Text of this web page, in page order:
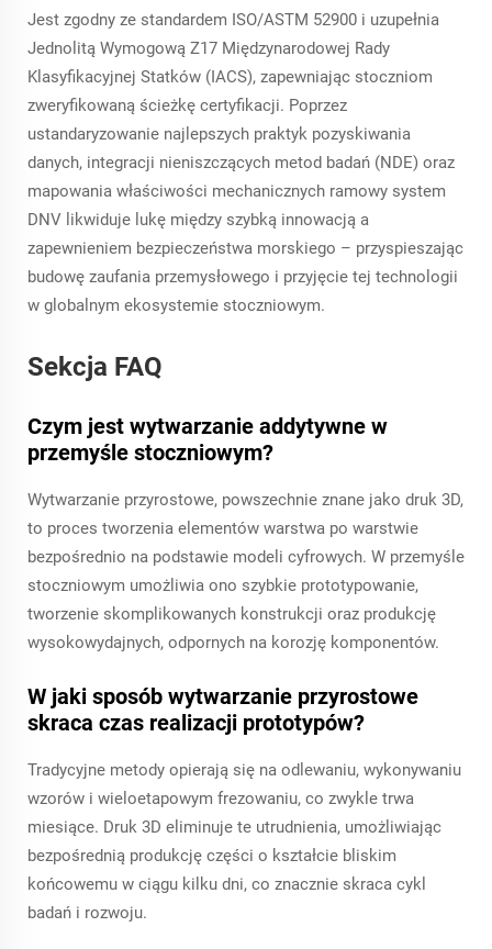
Jest zgodny ze standardem ISO/ASTM 52900 i uzupełnia
Jednolitą Wymogową Z17 Międzynarodowej Rady
Klasyfikacyjnej Statków (IACS), zapewniając stoczniom
zweryfikowaną ścieżkę certyfikacji. Poprzez
ustandaryzowanie najlepszych praktyk pozyskiwania
danych, integracji nieniszczących metod badań (NDE) oraz
mapowania właściwości mechanicznych ramowy system
DNV likwiduje lukę między szybką innowacją a
zapewnieniem bezpieczeństwa morskiego – przyspieszając
budowę zaufania przemysłowego i przyjęcie tej technologii
w globalnym ekosystemie stoczniowym.
Sekcja FAQ
Czym jest wytwarzanie addytywne w
przemyśle stoczniowym?
Wytwarzanie przyrostowe, powszechnie znane jako druk 3D,
to proces tworzenia elementów warstwa po warstwie
bezpośrednio na podstawie modeli cyfrowych. W przemyśle
stoczniowym umożliwia ono szybkie prototypowanie,
tworzenie skomplikowanych konstrukcji oraz produkcję
wysokowydajnych, odpornych na korozję komponentów.
W jaki sposób wytwarzanie przyrostowe
skraca czas realizacji prototypów?
Tradycyjne metody opierają się na odlewaniu, wykonywaniu
wzorów i wieloetapowym frezowaniu, co zwykle trwa
miesiące. Druk 3D eliminuje te utrudnienia, umożliwiając
bezpośrednią produkcję części o kształcie bliskim
końcowemu w ciągu kilku dni, co znacznie skraca cykl
badań i rozwoju.